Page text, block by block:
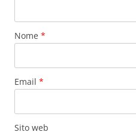
Nome *
Email *
Sito web